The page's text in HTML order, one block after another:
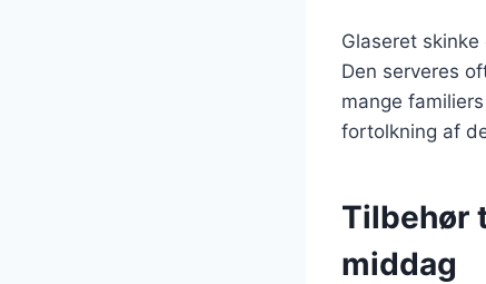
Glaseret
Den serveres
mange
fortolkning af
Tilbehør
middag